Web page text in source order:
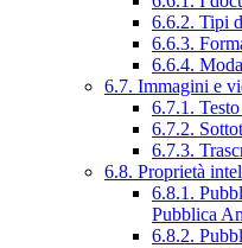
6.6.2. Tipi
6.6.3.
6.6.4.
6.7. Immagini e
6.7.1.
6.7.2.
6.7.3.
6.8. Proprietà
6.8.1.
Pubblica
6.8.2.